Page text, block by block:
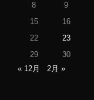
8
9
15
16
22
23
29
30
« 12月
2月 »